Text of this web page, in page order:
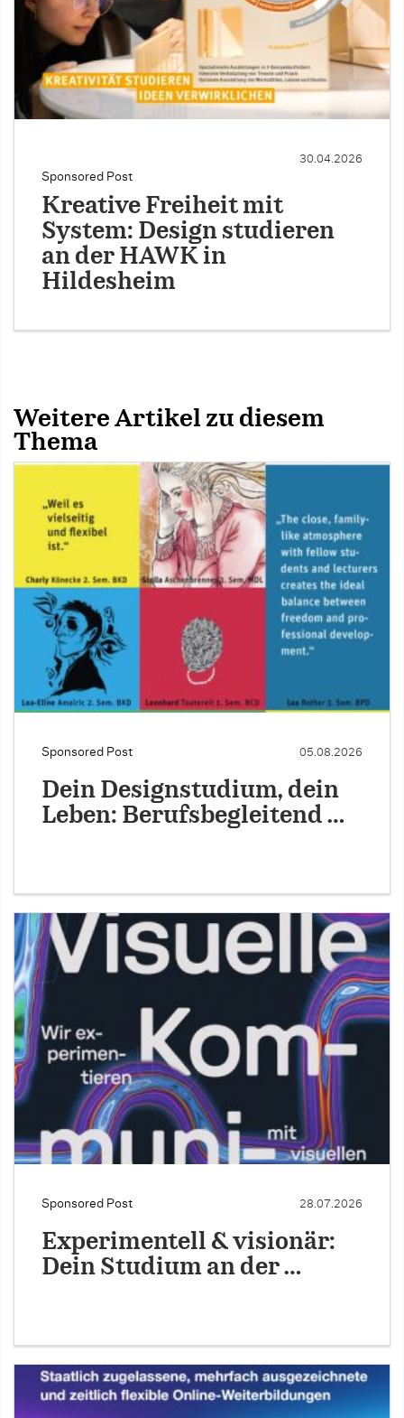
Sponsored Post
30.04.2026
Kreative Freiheit mit
System: Design studieren
an der HAWK in
Hildesheim
Weitere Artikel zu diesem
Thema
Sponsored Post 05.08.2026
Dein Designstudium, dein
Leben: Berufsbegleitend …
Sponsored Post 28.07.2026
Experimentell & visionär:
Dein Studium an der …